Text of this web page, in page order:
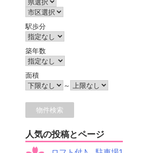
駅歩分
築年数
面積
～
人気の投稿とページ